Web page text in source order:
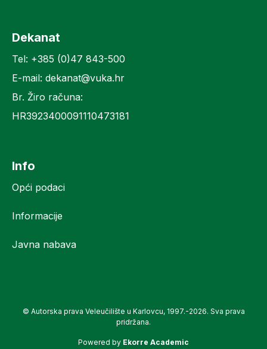
Dekanat
Tel: +385 (0)47 843-500
E-mail: dekanat@vuka.hr
Br. Žiro računa:
HR3923400091110473181
Info
Opći podaci
Informacije
Javna nabava
© Autorska prava Veleučilište u Karlovcu, 1997.-2026. Sva prava
pridržana.
Powered by Ekorre Academic